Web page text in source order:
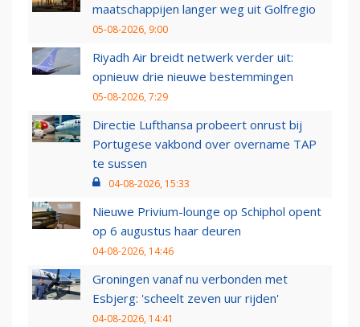
maatschappijen langer weg uit Golfregio
05-08-2026, 9:00
Riyadh Air breidt netwerk verder uit:
opnieuw drie nieuwe bestemmingen
05-08-2026, 7:29
Directie Lufthansa probeert onrust bij
Portugese vakbond over overname TAP
te sussen
04-08-2026, 15:33
Nieuwe Privium-lounge op Schiphol opent
op 6 augustus haar deuren
04-08-2026, 14:46
Groningen vanaf nu verbonden met
Esbjerg: 'scheelt zeven uur rijden'
04-08-2026, 14:41